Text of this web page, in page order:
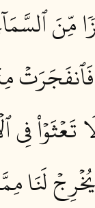
فِي
لَنَا